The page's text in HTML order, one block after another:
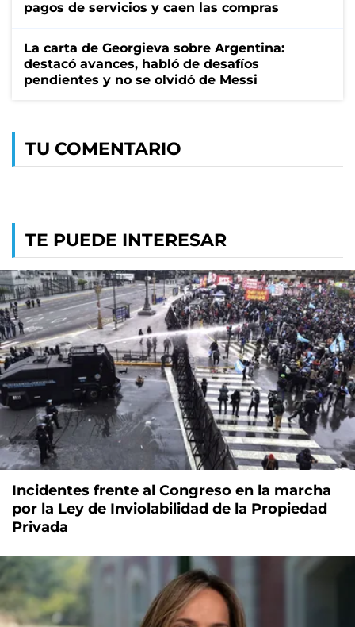
pagos de servicios y caen las compras
La carta de Georgieva sobre Argentina:
destacó avances, habló de desafíos
pendientes y no se olvidó de Messi
TU COMENTARIO
TE PUEDE INTERESAR
Incidentes frente al Congreso en la marcha
por la Ley de Inviolabilidad de la Propiedad
Privada